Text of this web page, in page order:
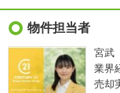
物件担当者
宮武
業界
売却